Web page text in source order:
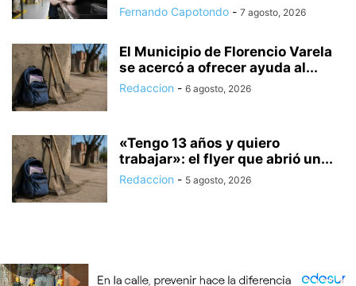
Fernando Capotondo - 7 agosto, 2026
El Municipio de Florencio Varela
se acercó a ofrecer ayuda al...
Redaccion - 6 agosto, 2026
«Tengo 13 años y quiero
trabajar»: el flyer que abrió un...
Redaccion - 5 agosto, 2026